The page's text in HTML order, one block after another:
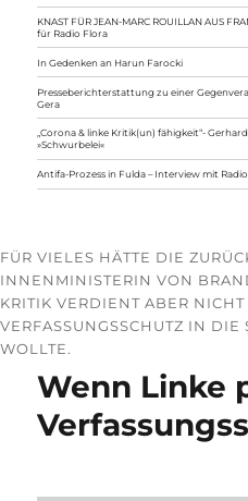
KNAST FÜR JEAN-MARC ROUILLAN AUS
für Radio Flora
In Gedenken an Harun Farocki
Presseberichterstattung zu einer
Gera
„Corona & linke Kritik(un) fähigkeit“-
»Schwurbelei«
Antifa-Prozess in Fulda – Interview mit
FÜR VIELES HÄTTE DIE
INNENMINISTERIN VON
KRITIK VERDIENT ABER
VERFASSUNGSSCHUTZ IN DIE
WOLLTE.
Wenn Linke